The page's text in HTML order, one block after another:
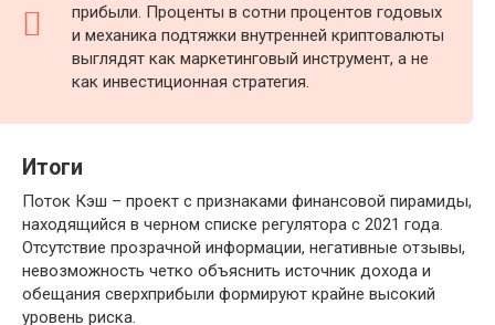
прибыли. Проценты в сотни процентов годовых
и механика подтяжки внутренней криптовалюты
выглядят как маркетинговый инструмент, а не
как инвестиционная стратегия.
Итоги
Поток Кэш – проект с признаками финансовой пирамиды,
находящийся в черном списке регулятора с 2021 года.
Отсутствие прозрачной информации, негативные отзывы,
невозможность четко объяснить источник дохода и
обещания сверхприбыли формируют крайне высокий
уровень риска.